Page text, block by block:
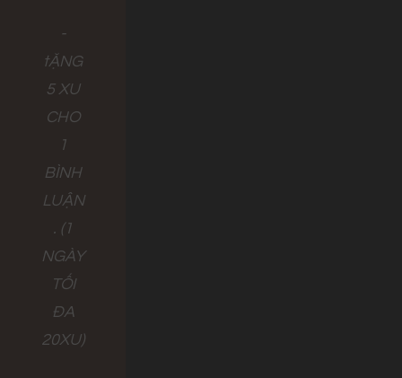
-
tẶNG
5 XU
CHO
1
BÌNH
LUẬN
. (1
NGÀY
TỐI
ĐA
20XU)